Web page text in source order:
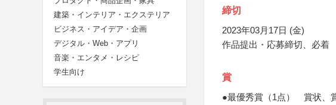
建築・インテリア・エクステリア
ビジネス・アイデア・企画
デジタル・Web・アプリ
音楽・エンタメ・レシピ
学生向け
締切
2023年03月17日 (金)
作品提出・応募締切、必着
賞
●最優秀賞（1点） 賞状、